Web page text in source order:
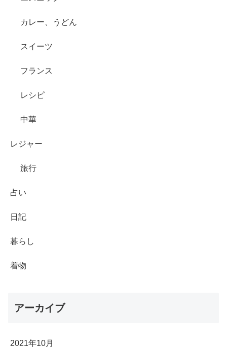
カレー、うどん
スイーツ
フランス
レシピ
中華
レジャー
旅行
占い
日記
暮らし
着物
アーカイブ
2021年10月